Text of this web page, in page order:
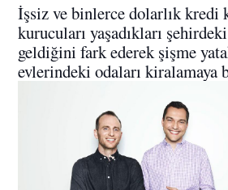
İşsiz ve binlerce dolarlık kredi
kurucuları yaşadıkları
geldiğini fark ederek şişme
evlerindeki odaları kiralamaya